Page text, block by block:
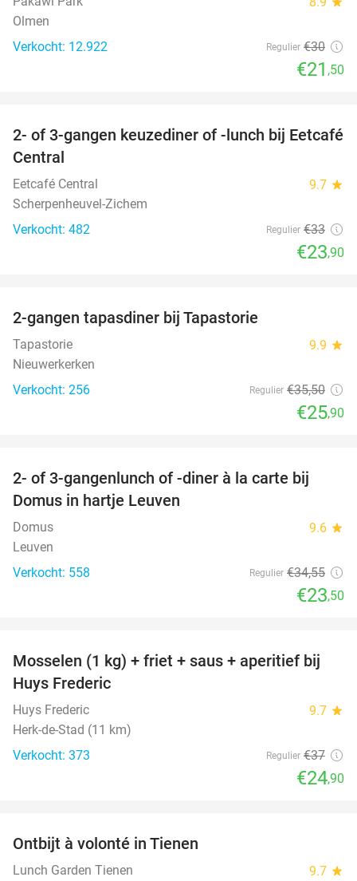
Olmen
Verkocht: 12.922
Regulier €30
€21 ,50
28%
2- of 3-gangen keuzediner of -lunch bij Eetcafé
Central
Eetcafé Central 9.7 star
Scherpenheuvel-Zichem
Verkocht: 482
Regulier €33
€23,90
2-gangen tapasdiner bij Tapastorie
Tapastorie 9.9 star
Nieuwerkerken
Verkocht: 256
Regulier €35,50
€25,90
32%
2- of 3-gangenlunch of -diner à la carte bij
Domus in hartje Leuven
Domus 9.6 star
Leuven
Verkocht: 558
Regulier €34,55
€23,50
33%
Mosselen (1 kg) + friet + saus + aperitief bij
Huys Frederic
Huys Frederic 9.7 star
Herk-de-Stad (11 km)
Verkocht: 373
Regulier €37
€24,90
Ontbijt à volonté in Tienen
Lunch Garden Tienen 9.7 star